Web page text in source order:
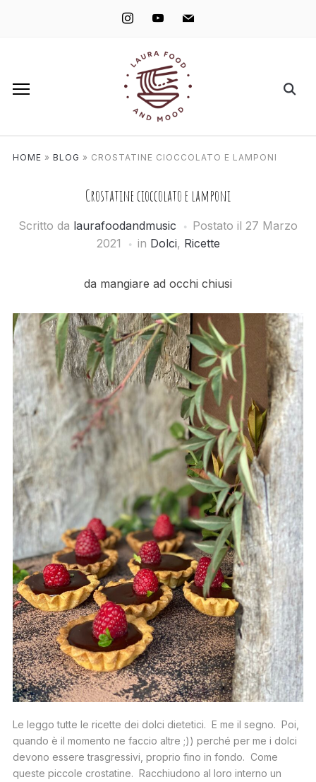
instagramyoutube mail
HOME » BLOG » CROSTATINE CIOCCOLATO E LAMPONI
Crostatine cioccolato e lamponi
Scritto da laurafoodandmusic Postato il 27 Marzo
2021
in Dolci, Ricette
da mangiare ad occhi chiusi
Le leggo tutte le ricette dei dolci dietetici. E me il segno. Poi,
quando è il momento ne faccio altre ;)) perché per me i dolci
devono essere trasgressivi, proprio fino in fondo. Come
queste piccole crostatine. Racchiudono al loro interno un